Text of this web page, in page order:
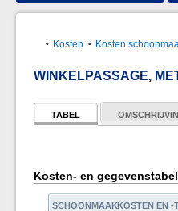
Kosten Kosten
WINKELPASSAGE,
TABEL
Kosten- en
SCHOONMAAKKOSTEN EN -